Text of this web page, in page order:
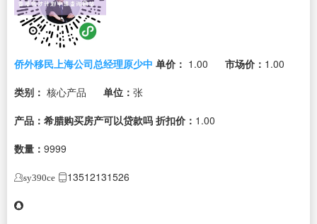
侨外移民上海公司总经理原少中 单价： 1.00 市场价： 1.00
类别： 核心产品 单位： 张
产品：希腊购买房产可以贷款吗 折扣价： 1.00
数量： 9999
sy390ce 13512131526